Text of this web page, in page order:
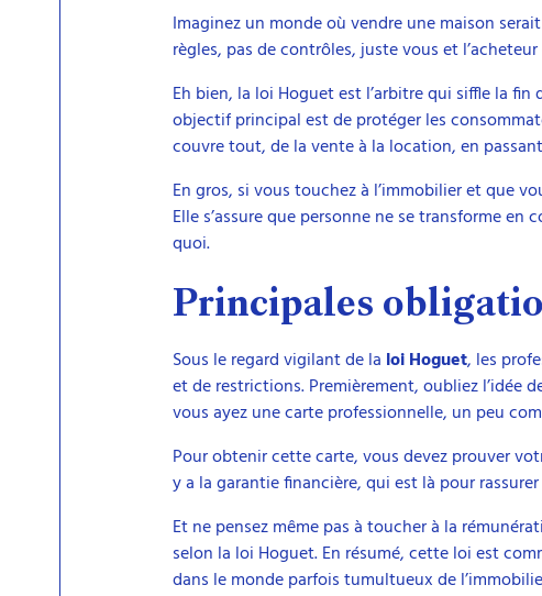
Imaginez un monde où vendre une maison
règles, pas de contrôles, juste vous et
Eh bien, la loi Hoguet est l’arbitre qui siffle la fin
objectif principal est de protéger les
couvre tout, de la vente à la location, en
En gros, si vous touchez à l’immobilier et que
Elle s’assure que personne ne se transforme
quoi.
Principales
Sous le regard vigilant de la loi Hoguet, les
et de restrictions. Premièrement, oubliez l’idée
vous ayez une carte professionnelle, un peu
Pour obtenir cette carte, vous devez prouver
y a la garantie financière, qui est là pour
Et ne pensez même pas à toucher à la
selon la loi Hoguet. En résumé, cette loi est
dans le monde parfois tumultueux de